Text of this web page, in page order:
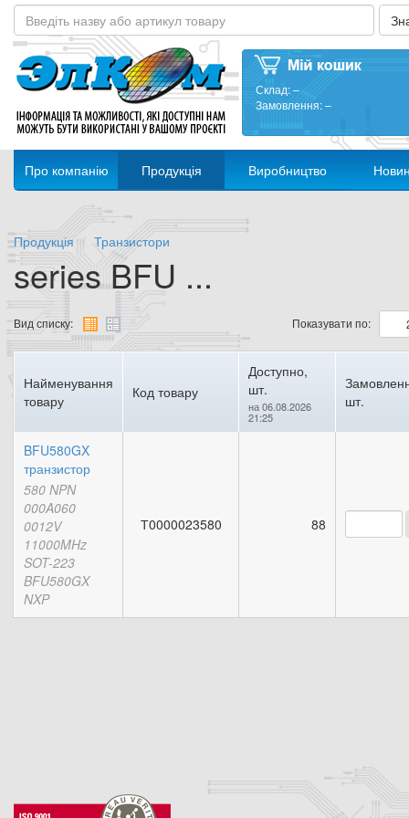
Склад:–
Замовлення:–
Про компанію Продукція Виробництво
Продукція Транзистори
series BFU ...
Вид списку: Показувати по:
Найменування
товару
Код товару
Доступно,
шт.
на 06.08.2026
21:25
шт.
BFU580GX
транзистор
580 NPN
000A060
0012V
11000MHz
SOT-223
BFU580GX
NXP
Т0000023580 88